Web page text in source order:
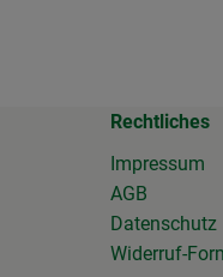
Rechtliches
Impressum
AGB
Datenschutz
Widerruf-